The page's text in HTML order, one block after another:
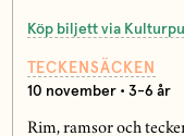
Köp biljett via
TECKENSÄCKEN
10 november • 3-6 år
Rim, ramsor och